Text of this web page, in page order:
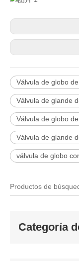
Válvula de globo
Válvula de glande
Válvula de globo
Válvula de glande
válvula de globo
Categoría
2026-06-25